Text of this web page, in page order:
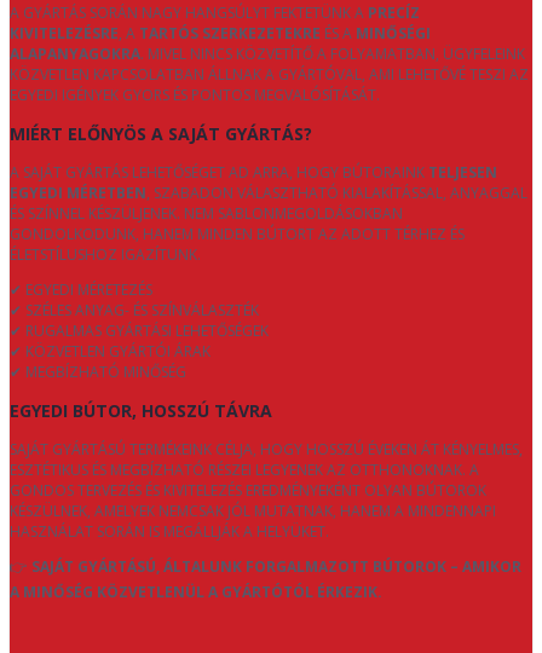
A GYÁRTÁS SORÁN NAGY HANGSÚLYT FEKTETÜNK A PRECÍZ
KIVITELEZÉSRE, A TARTÓS SZERKEZETEKRE ÉS A MINŐSÉGI
ALAPANYAGOKRA. MIVEL NINCS KÖZVETÍTŐ A FOLYAMATBAN, ÜGYFELEINK
KÖZVETLEN KAPCSOLATBAN ÁLLNAK A GYÁRTÓVAL, AMI LEHETŐVÉ TESZI AZ
EGYEDI IGÉNYEK GYORS ÉS PONTOS MEGVALÓSÍTÁSÁT.
MIÉRT ELŐNYÖS A SAJÁT GYÁRTÁS?
A SAJÁT GYÁRTÁS LEHETŐSÉGET AD ARRA, HOGY BÚTORAINK TELJESEN
EGYEDI MÉRETBEN, SZABADON VÁLASZTHATÓ KIALAKÍTÁSSAL, ANYAGGAL
ÉS SZÍNNEL KÉSZÜLJENEK. NEM SABLONMEGOLDÁSOKBAN
GONDOLKODUNK, HANEM MINDEN BÚTORT AZ ADOTT TÉRHEZ ÉS
ÉLETSTÍLUSHOZ IGAZÍTUNK.
✔ EGYEDI MÉRETEZÉS
✔ SZÉLES ANYAG- ÉS SZÍNVÁLASZTÉK
✔ RUGALMAS GYÁRTÁSI LEHETŐSÉGEK
✔ KÖZVETLEN GYÁRTÓI ÁRAK
✔ MEGBÍZHATÓ MINŐSÉG
EGYEDI BÚTOR, HOSSZÚ TÁVRA
SAJÁT GYÁRTÁSÚ TERMÉKEINK CÉLJA, HOGY HOSSZÚ ÉVEKEN ÁT KÉNYELMES,
ESZTÉTIKUS ÉS MEGBÍZHATÓ RÉSZEI LEGYENEK AZ OTTHONOKNAK. A
GONDOS TERVEZÉS ÉS KIVITELEZÉS EREDMÉNYEKÉNT OLYAN BÚTOROK
KÉSZÜLNEK, AMELYEK NEMCSAK JÓL MUTATNAK, HANEM A MINDENNAPI
HASZNÁLAT SORÁN IS MEGÁLLJÁK A HELYÜKET.
👉 SAJÁT GYÁRTÁSÚ, ÁLTALUNK FORGALMAZOTT BÚTOROK – AMIKOR
A MINŐSÉG KÖZVETLENÜL A GYÁRTÓTÓL ÉRKEZIK.